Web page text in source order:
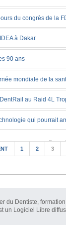
du congrès de la
à Dakar
90 ans
mondiale de la
au Raid 4L
qui pourrait
Page
1 2 3
du Dentiste,
un Logiciel Libre